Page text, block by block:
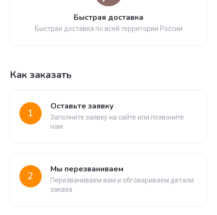
Быстрая доставка
Быстрая доставка по всей территории России
Как заказать
1
Оставьте заявку
Заполните заявку на сайте или позвоните
нам
2
Мы перезваниваем
Перезваниваем вам и обговариваем детали
заказа